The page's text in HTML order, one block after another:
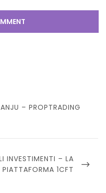
– PROPTRADING
INVESTIMENTI – LA
PIATTAFORMA 1CFT